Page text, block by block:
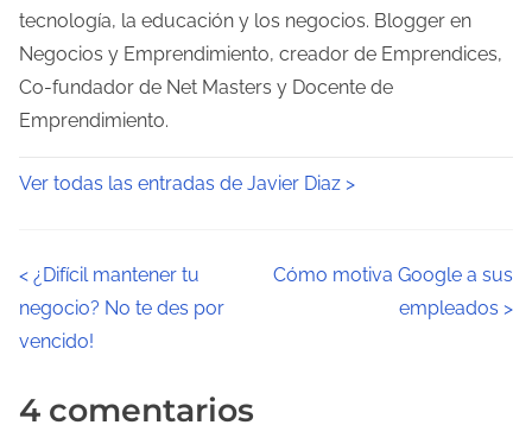
tecnología, la educación y los negocios. Blogger en
Negocios y Emprendimiento, creador de Emprendices,
Co-fundador de Net Masters y Docente de
Emprendimiento.
Ver todas las entradas de Javier Diaz >
N
a
e
< ¿Difícil mantener tu
negocio? No te des por
vencido!
Cómo motiva Google a sus
empleados >
4 comentarios